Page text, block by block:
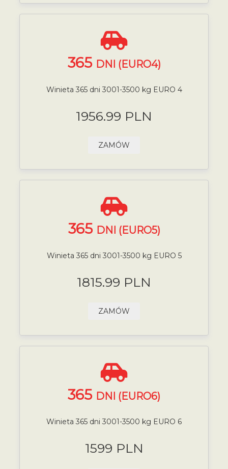
365 DNI (EURO4)
Winieta 365 dni 3001-3500 kg EURO 4
1956.99 PLN
ZAMÓW
365 DNI (EURO5)
Winieta 365 dni 3001-3500 kg EURO 5
1815.99 PLN
ZAMÓW
365 DNI (EURO6)
Winieta 365 dni 3001-3500 kg EURO 6
1599 PLN